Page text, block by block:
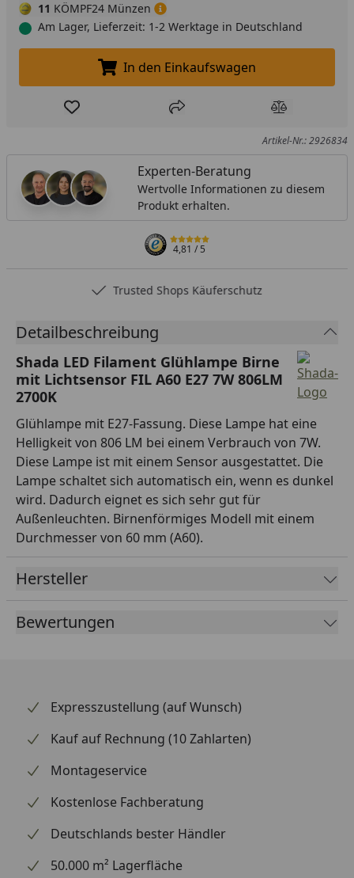
11 KÖMPF24 Münzen
Am Lager, Lieferzeit: 1-2 Werktage in Deutschland
In den Einkaufswagen legen
In den Einkaufswagen
Produkt zur Wunschliste hinzufügen
Teilen Produkt
Artikel-Nr.: 2926834
Experten-Beratung
Wertvolle Informationen zu diesem
Produkt erhalten.
4,81/ 5
Trusted Shops Käuferschutz
Detailbeschreibung
Shada LED Filament Glühlampe Birne
mit Lichtsensor FIL A60 E27 7W 806LM
2700K
Glühlampe mit E27-Fassung. Diese Lampe hat eine
Helligkeit von 806 LM bei einem Verbrauch von 7W.
Diese Lampe ist mit einem Sensor ausgestattet. Die
Lampe schaltet sich automatisch ein, wenn es dunkel
wird. Dadurch eignet es sich sehr gut für
Außenleuchten. Birnenförmiges Modell mit einem
Durchmesser von 60 mm (A60).
Hersteller
Bewertungen
Expresszustellung (auf Wunsch)
Kauf auf Rechnung (10 Zahlarten)
Montageservice
Kostenlose Fachberatung
Deutschlands bester Händler
50.000 m² Lagerfläche